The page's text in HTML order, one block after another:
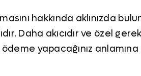
hakkında aklınızda
Daha akıcıdır ve özel
ödeme yapacağınız